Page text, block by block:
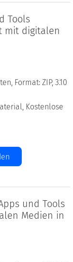
Tools
mit digitalen
Format: ZIP, 3.10
Kostenlose
und Tools
Medien in